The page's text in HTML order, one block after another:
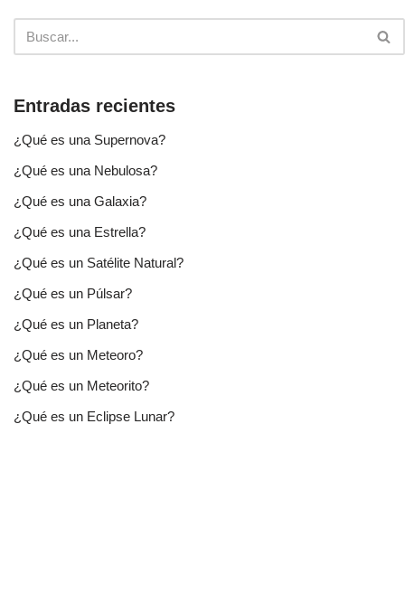
Entradas recientes
¿Qué es una Supernova?
¿Qué es una Nebulosa?
¿Qué es una Galaxia?
¿Qué es una Estrella?
¿Qué es un Satélite Natural?
¿Qué es un Púlsar?
¿Qué es un Planeta?
¿Qué es un Meteoro?
¿Qué es un Meteorito?
¿Qué es un Eclipse Lunar?